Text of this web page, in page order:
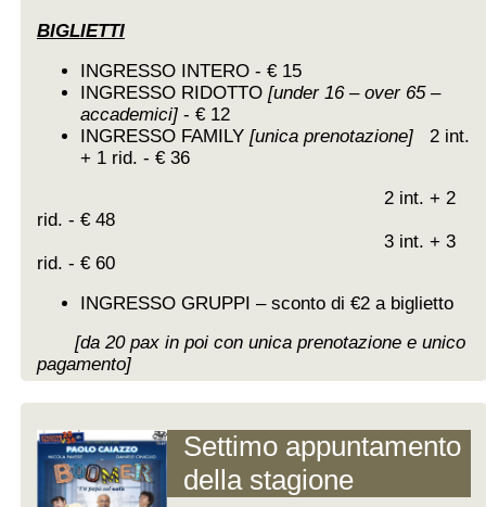
BIGLIETTI
INGRESSO INTERO - € 15
INGRESSO RIDOTTO [under 16 – over 65 –
accademici]- € 12
INGRESSO FAMILY [unica prenotazione]
2 int.
+ 1 rid. - € 36
2 int. + 2
rid. - € 48
3 int. + 3
rid. - € 60
INGRESSO GRUPPI – sconto di €2 a biglietto
[da 20 pax in poi con unica prenotazione e unico
pagamento]
Settimo appuntamento
della stagione